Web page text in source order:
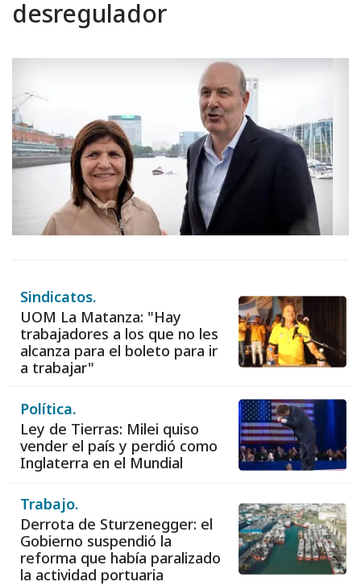
desregulador
Sindicatos.
UOM La Matanza: "Hay
trabajadores a los que no les
alcanza para el boleto para ir
a trabajar"
Política.
Ley de Tierras: Milei quiso
vender el país y perdió como
Inglaterra en el Mundial
Trabajo.
Derrota de Sturzenegger: el
Gobierno suspendió la
reforma que había paralizado
la actividad portuaria